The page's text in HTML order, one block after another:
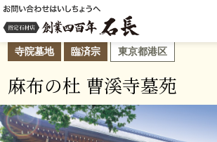
寺院墓地 臨済宗 東京都港区
麻布の杜 曹溪寺墓苑